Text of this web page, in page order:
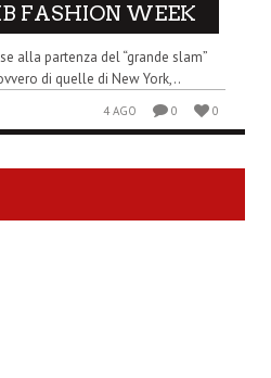
FASHION WEEK
alla partenza del “grande slam”
di quelle di New York,..
4 AGO 0 0